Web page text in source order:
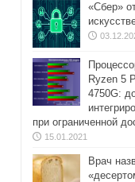
«Сбер»
Ryzen 5
4750G:
при ограниченной
15.01.2021
Врач